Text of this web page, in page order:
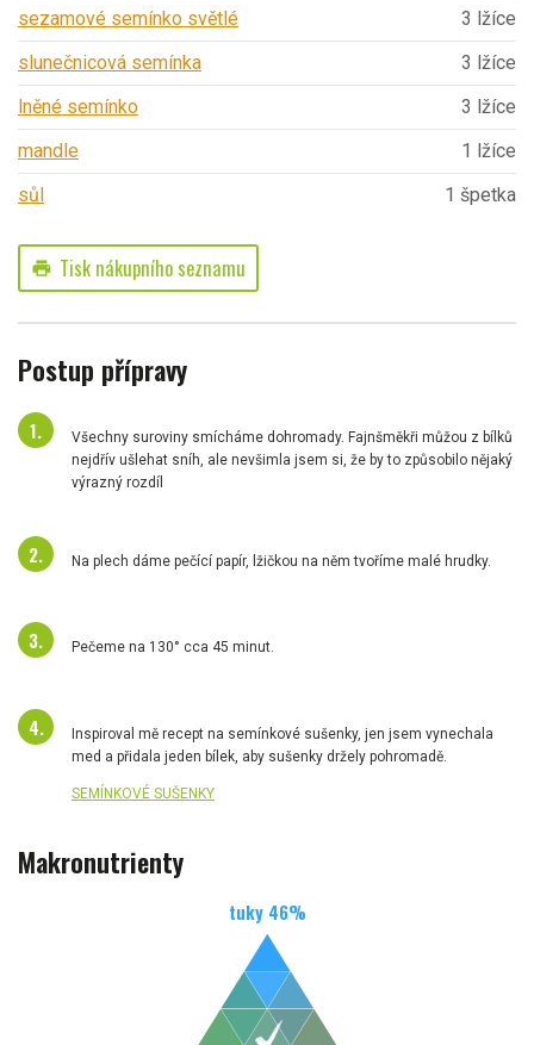
sezamové semínko světlé
3 lžíce
slunečnicová semínka
3 lžíce
lněné semínko
3 lžíce
mandle
1 lžíce
sůl
1 špetka
print Tisk nákupního seznamu
Postup přípravy
Všechny suroviny smícháme dohromady. Fajnšměkři můžou z bílků
nejdřív ušlehat sníh, ale nevšimla jsem si, že by to způsobilo nějaký
výrazný rozdíl
Na plech dáme pečící papír, lžičkou na něm tvoříme malé hrudky.
Pečeme na 130° cca 45 minut.
Inspiroval mě recept na semínkové sušenky, jen jsem vynechala
med a přidala jeden bílek, aby sušenky držely pohromadě.
SEMÍNKOVÉ SUŠENKY
Makronutrienty
tuky 46%